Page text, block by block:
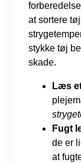
at sortere
stykke tøj
skade.
Læs
Fugt
de er
at